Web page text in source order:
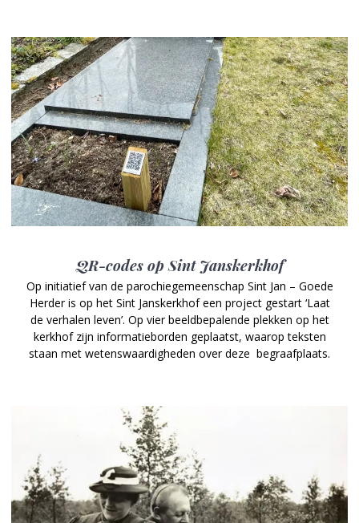
QR-codes op Sint Janskerkhof
Op initiatief van de parochiegemeenschap Sint Jan – Goede
Herder is op het Sint Janskerkhof een project gestart ‘Laat
de verhalen leven’. Op vier beeldbepalende plekken op het
kerkhof zijn informatieborden geplaatst, waarop teksten
staan met wetenswaardigheden over deze begraafplaats.